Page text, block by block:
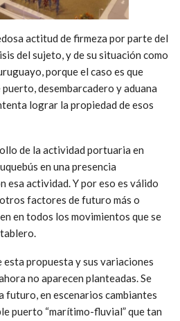
actitud de firmeza por parte del
del sujeto, y de su situación como
porque el caso es que
desembarcadero y aduana
lograr la propiedad de esos
de la actividad portuaria en
en una presencia
esa actividad. Y por eso es válido
factores de futuro más o
en todos los movimientos que se
esta propuesta y sus variaciones
no aparecen planteadas. Se
futuro, en escenarios cambiantes
puerto “marítimo-fluvial” que tan